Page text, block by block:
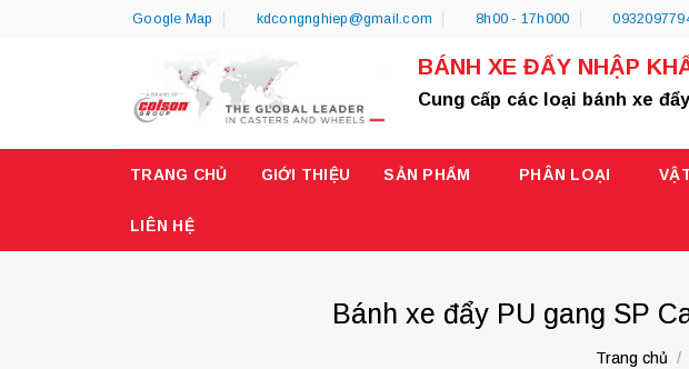
Google Map kdcongnghiep@gmail.com 8h00 - 17h000
BÁNH XE ĐẨY NHẬP
Cung cấp các loại bánh xe
TRANG CHỦ GIỚI THIỆU SẢN PHẨM PHÂN LOẠI
LIÊN HỆ
Bánh xe đẩy PU gang SP
Trang chủ /